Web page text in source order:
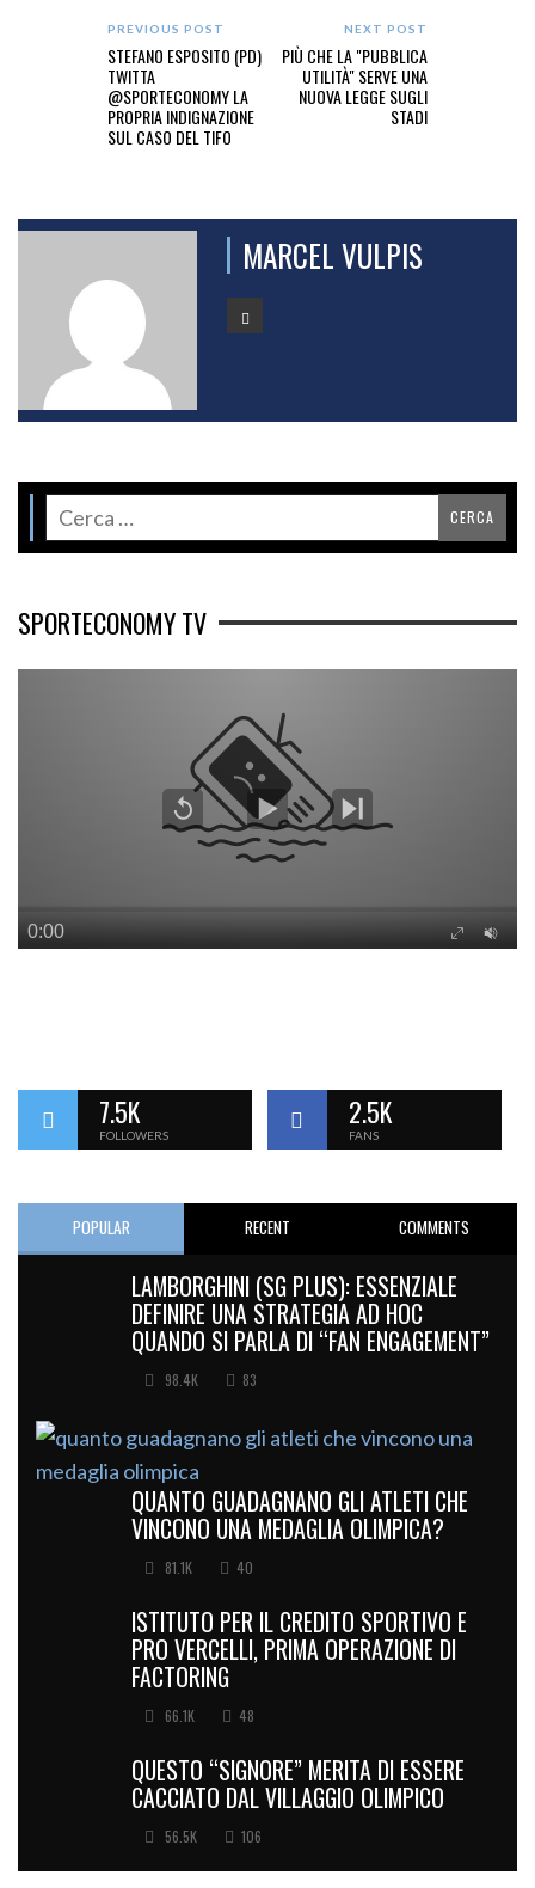
PREVIOUS POST
STEFANO ESPOSITO (PD)
TWITTA
@SPORTECONOMY LA
PROPRIA INDIGNAZIONE
SUL CASO DEL TIFO
NEXT POST
PIÙ CHE LA "PUBBLICA
UTILITÀ" SERVE UNA
NUOVA LEGGE SUGLI
STADI
MARCEL VULPIS
SPORTECONOMY TV
7.5K
FOLLOWERS
2.5K
FANS
POPULAR RECENT COMMENTS
LAMBORGHINI (SG PLUS): ESSENZIALE
DEFINIRE UNA STRATEGIA AD HOC
QUANDO SI PARLA DI “FAN ENGAGEMENT”
98.4K 83
QUANTO GUADAGNANO GLI ATLETI CHE
VINCONO UNA MEDAGLIA OLIMPICA?
81.1K 40
ISTITUTO PER IL CREDITO SPORTIVO E
PRO VERCELLI, PRIMA OPERAZIONE DI
FACTORING
66.1K 48
QUESTO “SIGNORE” MERITA DI ESSERE
CACCIATO DAL VILLAGGIO OLIMPICO
56.5K 106